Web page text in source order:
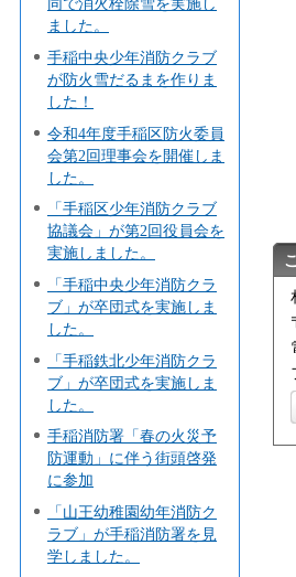
同で消火栓除雪を実施し
ました。
手稲中央少年消防クラブ
が防火雪だるまを作りま
した！
令和4年度手稲区防火委員
会第2回理事会を開催しま
した。
「手稲区少年消防クラブ
協議会」が第2回役員会を
実施しました。
「手稲中央少年消防クラ
ブ」が卒団式を実施しま
した。
「手稲鉄北少年消防クラ
ブ」が卒団式を実施しま
した。
手稲消防署「春の火災予
防運動」に伴う街頭啓発
に参加
「山王幼稚園幼年消防ク
ラブ」が手稲消防署を見
学しました。